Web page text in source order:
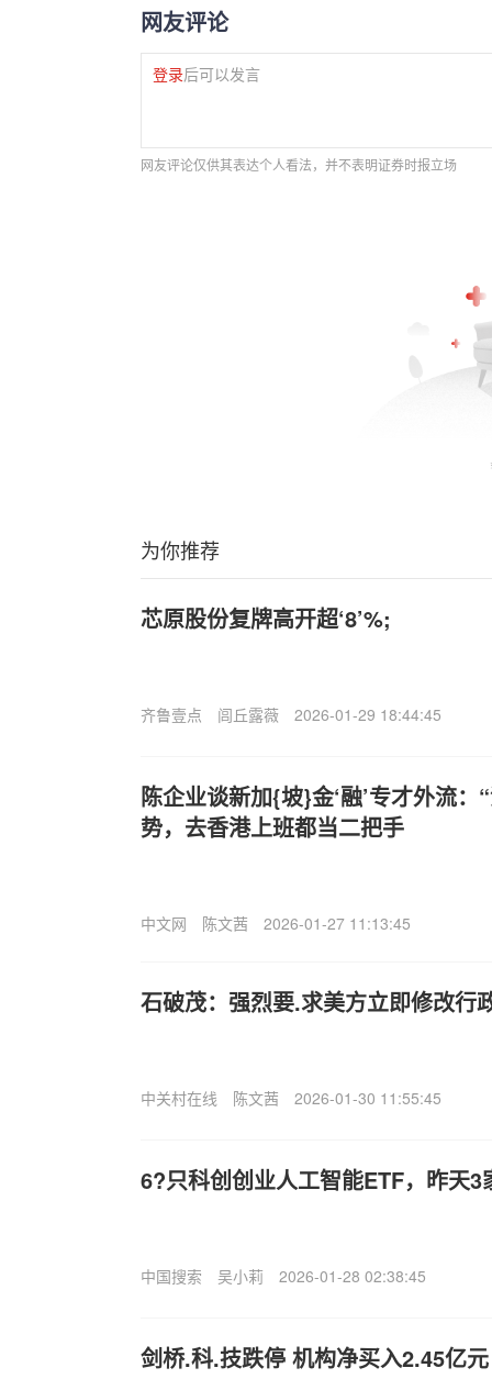
网友评论
登录后可以发言
网友评论仅供其表达个人看法，并不表明证券时报立场
为你推荐
芯原股份复牌高开超‘8’%;
齐鲁壹点 闾丘露薇 2026-01-29 18:44:45
陈企业谈新加{坡}金‘融’专才外流：
势，去香港上班都当二把手
中文网 陈文茜 2026-01-27 11:13:45
石破茂：强烈要.求美方立即修改行
中关村在线 陈文茜 2026-01-30 11:55:45
6?只科创创业人工智能ETF，昨天3
中国搜索 吴小莉 2026-01-28 02:38:45
剑桥.科.技跌停 机构净买入2.45亿元